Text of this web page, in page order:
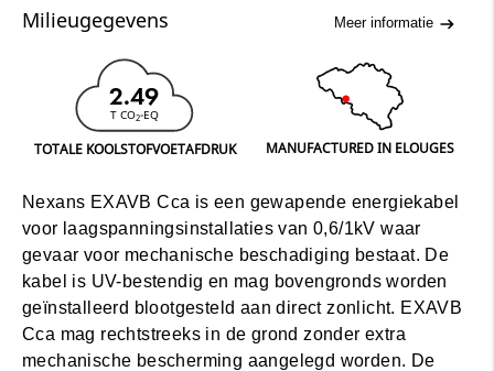
Milieugegevens Meer informatie
2.49
T CO2-EQ
TOTALE KOOLSTOFVOETAFDRUK MANUFACTURED IN ELOUGES
Nexans EXAVB Cca is een gewapende energiekabel
voor laagspanningsinstallaties van 0,6/1kV waar
gevaar voor mechanische beschadiging bestaat. De
kabel is UV-bestendig en mag bovengronds worden
geïnstalleerd blootgesteld aan direct zonlicht. EXAVB
Cca mag rechtstreeks in de grond zonder extra
mechanische bescherming aangelegd worden. De